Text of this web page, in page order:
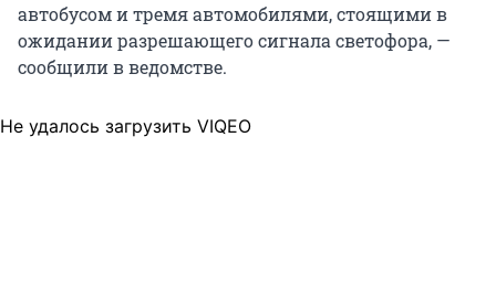
автобусом и тремя автомобилями, стоящими в
ожидании разрешающего сигнала светофора, —
сообщили в ведомстве.
Не удалось загрузить VIQEO